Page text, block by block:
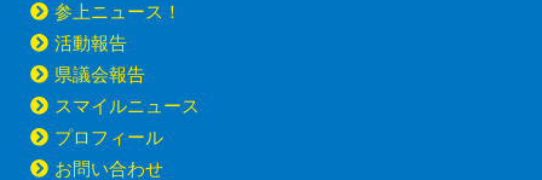
参上ニュース！
活動報告
県議会報告
スマイルニュース
プロフィール
お問い合わせ